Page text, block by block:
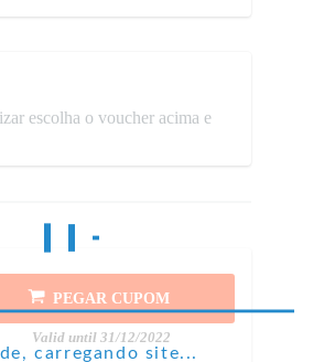
carregando site...
escolha o voucher acima e
PEGAR CUPOM
Valid until 31/12/2022